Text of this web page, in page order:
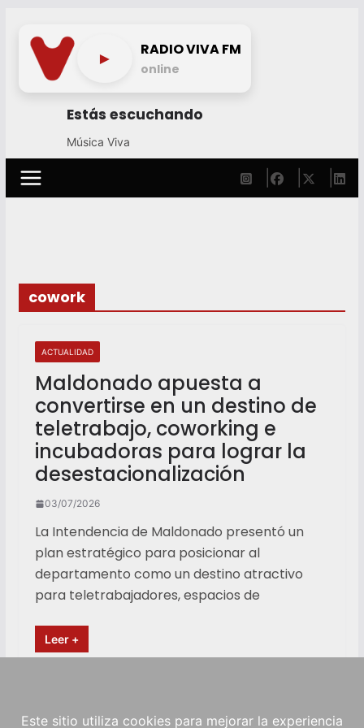
content
► RADIO VIVA FM
online
Estás escuchando
Música Viva
cowork
ACTUALIDAD
Maldonado apuesta a
convertirse en un destino de
teletrabajo, coworking e
incubadoras para lograr la
desestacionalización
03/07/2026
La Intendencia de Maldonado presentó un
plan estratégico para posicionar al
departamento como un destino atractivo
para teletrabajadores, espacios de
Leer +